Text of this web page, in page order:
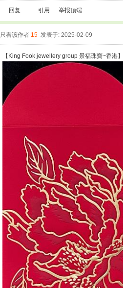
回复 引用 举报顶端
只看该作者 15 发表于: 2025-02-09
【King Fook jewellery group 景福珠寶~香港